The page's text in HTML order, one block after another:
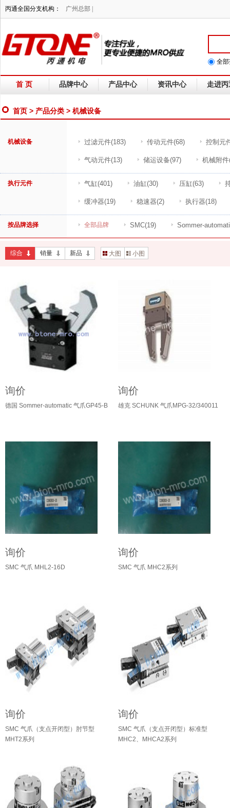
丙通全国分支机构： 广州总部 |
全
首 页 品牌中心 产品中心 资讯中心 走进丙
首页 > 产品分类 > 机械设备
机械设备 过滤元件(183) 传动元件(68) 控制元
气动元件(13) 储运设备(97) 机械附件
执行元件 气缸(401) 油缸(30) 压缸(63)
缓冲器(19) 稳速器(2) 执行器(18)
按品牌选择 全部品牌 SMC(19) Sommer-
综合 销量 新品 大图 小图
询价
德国 Sommer-automatic 气爪GP45-B
询价
雄克 SCHUNK 气爪MPG-32/340011
询价
SMC 气爪 MHL2-16D
询价
SMC 气爪 MHC2系列
询价
SMC 气爪（支点开闭型）肘节型
MHT2系列
询价
SMC 气爪（支点开闭型）标准型
MHC2、MHCA2系列